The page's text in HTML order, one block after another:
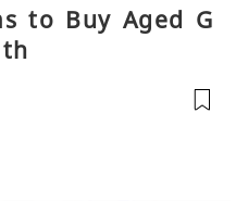
to Buy Aged G